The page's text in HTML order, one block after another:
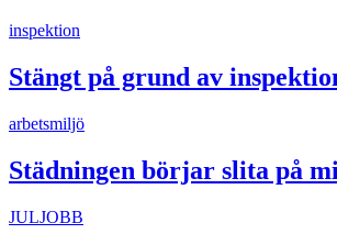
inspektion
Stängt på grund av
arbetsmiljö
Städningen börjar slita på
JULJOBB